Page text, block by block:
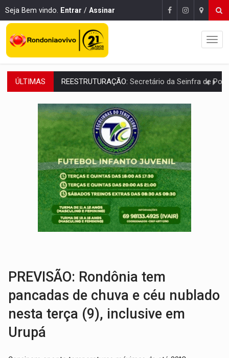
Seja Bem vindo. Entrar / Assinar
ÚLTIMAS SAÚDE INDÍGENA:Pirahã terão consultas e exames especializados durante
ECONOMIA:Dia dos pais deve movimentar R$ 8,5 bilhões e RO
DIA DOS PAIS:Bailarina da Praça organiza celebração gratuita
VÍDEO: Perseguição a embarcação no rio Madeira termina com
MEGA SENA:Prêmio acumula para R$ 165
Publicação Legal:AVISO DE LICITAÇÃO: PREGÃO ELETRÔNICO Nº
PROVA CONTÁBIL:UNNESA apresenta documentos e questiona
VÍDEO:Ciclista é atropelado por carro na região Central de
PREVISÃO: Rondônia tem
pancadas de chuva e céu nublado
nesta terça (9), inclusive em
Urupá